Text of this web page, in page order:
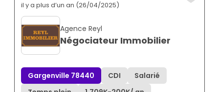
il y a plus d’un an (26/04/2025)
Agence Reyl
Négociateur Immobilier
Gargenville 78440 CDI
Salarié